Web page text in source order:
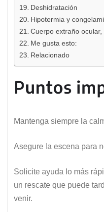
Deshidratación
Hipotermia y
Cuerpo extraño
Me gusta esto:
Relacionado
Puntos
Mantenga siempre la
Asegure la escena para
Solicite ayuda lo más
un rescate que puede
venir.